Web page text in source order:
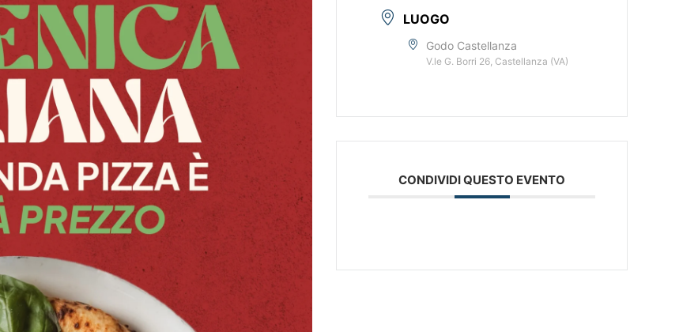
LUOGO
Godo Castellanza
V.le G. Borri 26, Castellanza (VA)
CONDIVIDI QUESTO EVENTO